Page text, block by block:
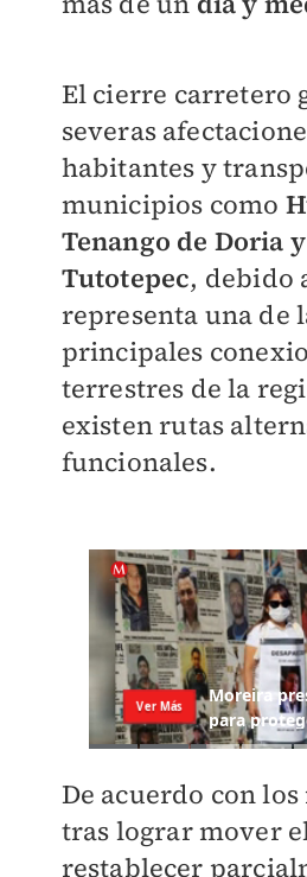
El cierre carretero
severas
habitantes y
municipios como
Tenango de Doria
Tutotepec, debido
representa una de
principales
terrestres de la
existen rutas
funcionales.
De acuerdo con
tras lograr mover
restablecer